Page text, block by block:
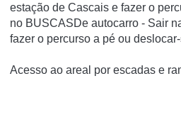
estação de Cascais e fazer o
no BUSCASDe autocarro - Sair
fazer o percurso a pé ou
Acesso ao areal por escadas e